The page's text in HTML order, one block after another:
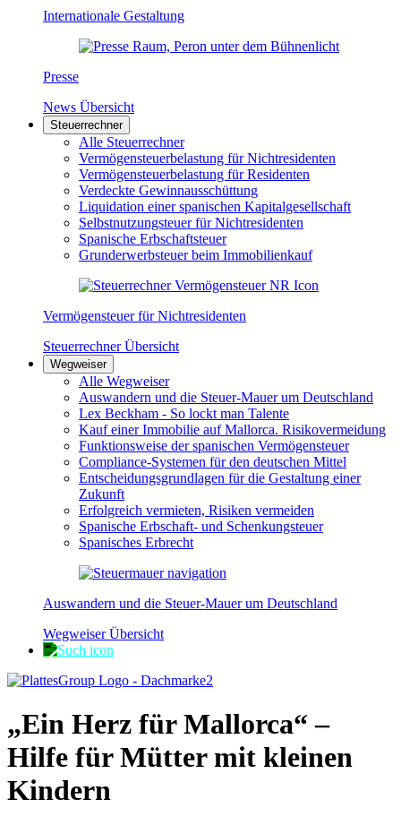
Internationale Gestaltung
Presse
News Übersicht
Steuerrechner
Alle Steuerrechner
Vermögensteuerbelastung für Nichtresidenten
Vermögensteuerbelastung für Residenten
Verdeckte Gewinnausschüttung
Liquidation einer spanischen Kapitalgesellschaft
Selbstnutzungsteuer für Nichtresidenten
Spanische Erbschaftsteuer
Grunderwerbsteuer beim Immobilienkauf
Vermögensteuer für Nichtresidenten
Steuerrechner Übersicht
Wegweiser
Alle Wegweiser
Auswandern und die Steuer-Mauer um Deutschland
Lex Beckham - So lockt man Talente
Kauf einer Immobilie auf Mallorca. Risikovermeidung
Funktionsweise der spanischen Vermögensteuer
Compliance-Systemen für den deutschen Mittel
Entscheidungsgrundlagen für die Gestaltung einer
Zukunft
Erfolgreich vermieten, Risiken vermeiden
Spanische Erbschaft- und Schenkungsteuer
Spanisches Erbrecht
Auswandern und die Steuer-Mauer um Deutschland
Wegweiser Übersicht
„Ein Herz für Mallorca“ –
Hilfe für Mütter mit kleinen
Kindern